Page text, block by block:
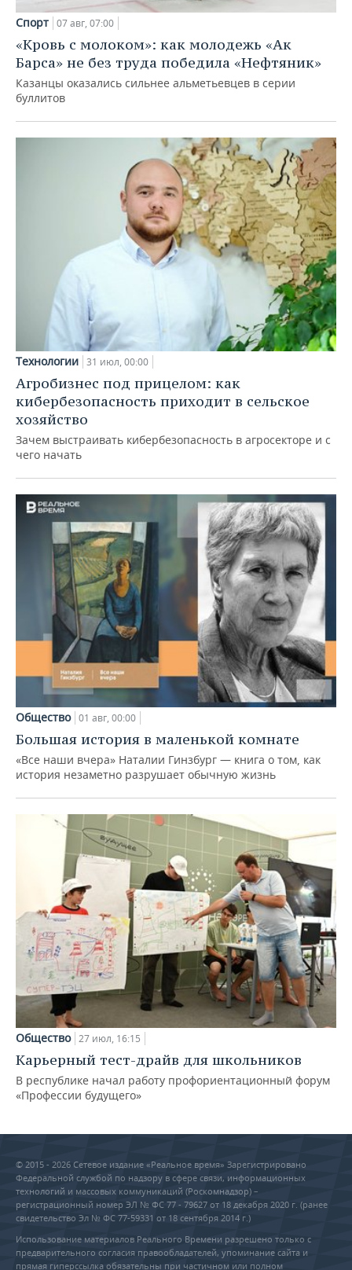
Спорт 07 авг, 07:00
«Кровь с молоком»: как молодежь «Ак
Барса» не без труда победила «Нефтяник»
Казанцы оказались сильнее альметьевцев в серии
буллитов
Технологии 31 июл, 00:00
Агробизнес под прицелом: как
кибербезопасность приходит в сельское
хозяйство
Зачем выстраивать кибербезопасность в агросекторе и с
чего начать
Общество 01 авг, 00:00
Большая история в маленькой комнате
«Все наши вчера» Наталии Гинзбург — книга о том, как
история незаметно разрушает обычную жизнь
Общество 27 июл, 16:15
Карьерный тест-драйв для школьников
В республике начал работу профориентационный форум
«Профессии будущего»
© 2015 - 2026 Сетевое издание «Реальное время» Зарегистрировано
Федеральной службой по надзору в сфере связи, информационных
технологий и массовых коммуникаций (Роскомнадзор) –
регистрационный номер ЭЛ № ФС 77 - 79627 от 18 декабря 2020 г. (ранее
свидетельство Эл № ФС 77-59331 от 18 сентября 2014 г.)
Использование материалов Реального Времени разрешено только с
предварительного согласия правообладателей, упоминание сайта и
прямая гиперссылка обязательны при частичном или полном